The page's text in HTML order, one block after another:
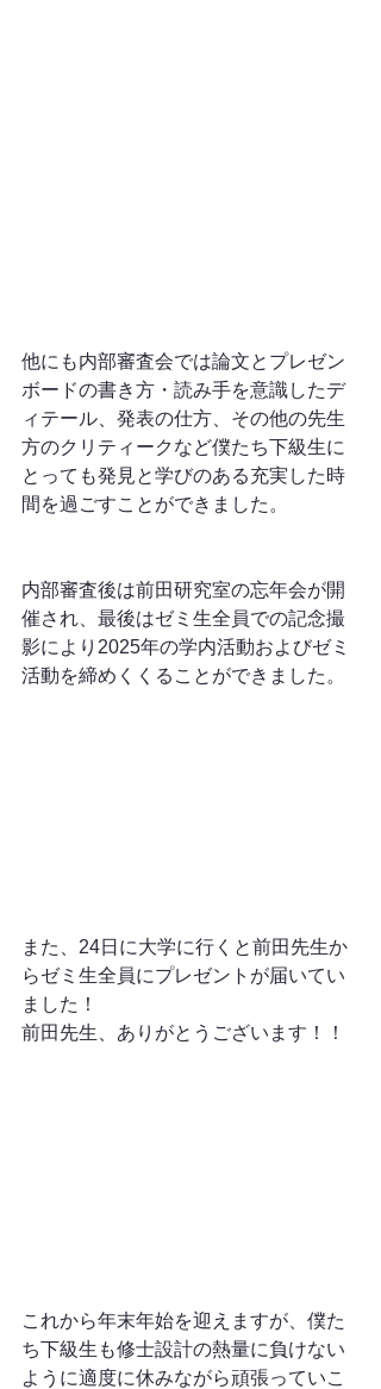
他にも内部審査会では論文とプレゼン
ボードの書き方・読み手を意識したデ
ィテール、発表の仕方、その他の先生
方のクリティークなど僕たち下級生に
とっても発見と学びのある充実した時
間を過ごすことができました。
内部審査後は前田研究室の忘年会が開
催され、最後はゼミ生全員での記念撮
影により2025年の学内活動およびゼミ
活動を締めくくることができました。
また、24日に大学に行くと前田先生か
らゼミ生全員にプレゼントが届いてい
ました！
前田先生、ありがとうございます！！
これから年末年始を迎えますが、僕た
ち下級生も修士設計の熱量に負けない
ように適度に休みながら頑張っていこ